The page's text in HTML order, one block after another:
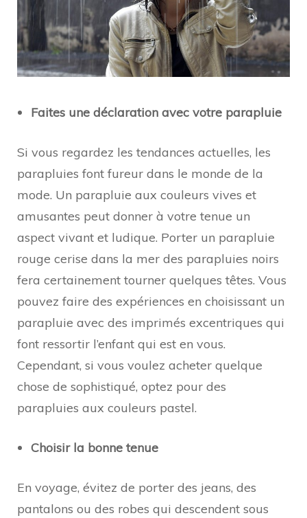
Faites une déclaration avec votre parapluie
Si vous regardez les tendances actuelles, les
parapluies font fureur dans le monde de la
mode. Un parapluie aux couleurs vives et
amusantes peut donner à votre tenue un
aspect vivant et ludique. Porter un parapluie
rouge cerise dans la mer des parapluies noirs
fera certainement tourner quelques têtes. Vous
pouvez faire des expériences en choisissant un
parapluie avec des imprimés excentriques qui
font ressortir l’enfant qui est en vous.
Cependant, si vous voulez acheter quelque
chose de sophistiqué, optez pour des
parapluies aux couleurs pastel.
Choisir la bonne tenue
En voyage, évitez de porter des jeans, des
pantalons ou des robes qui descendent sous